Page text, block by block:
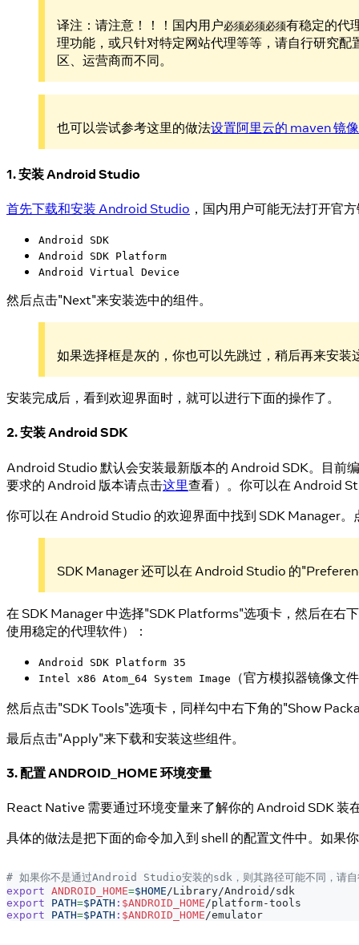
译注：请注意！！！国内用户必须必须必须有稳定的代
理功能，或只针对特定网站代理等等，请自行研究
区、运营商而不同。
也可以尝试参考这里的做法设置阿里云的 maven 镜
1. 安装 Android Studio
首先下载和安装 Android Studio ，国内用户可能无法打开官
Android SDK
Android SDK Platform
Android Virtual Device
然后点击"Next"来安装选中的组件。
如果选择框是灰的，你也可以先跳过，稍后再来安装
安装完成后，看到欢迎界面时，就可以进行下面的操作了。
2. 安装 Android SDK
Android Studio 默认会安装最新版本的 Android SDK。目前
要求的 Android 版本请点击这里查看）。你可以在 Android
你可以在 Android Studio 的欢迎界面中找到 SDK Manager
SDK Manager 还可以在 Android Studio 的
在 SDK Manager 中选择"SDK Platforms"选项卡，然后在右
使用稳定的代理软件）：
Android SDK Platform 35
Intel x86 Atom_64 System Image
（官方模拟器镜像文
然后点击"SDK Tools"选项卡，同样勾中右下角的"Show
最后点击"Apply"来下载和安装这些组件。
3. 配置 ANDROID_HOME 环境变量
React Native 需要通过环境变量来了解你的 Android SDK 装
具体的做法是把下面的命令加入到 shell 的配置文件中。如果
# 如果你不是通过Android Studio安装的sdk，则其路径可能不同，请自
export ANDROID_HOME=$HOME/Library/Android/sdk
export
PATH=$PATH : $ANDROID_HOME/platform-tools
export
PATH=$PATH : $ANDROID_HOME/emulator